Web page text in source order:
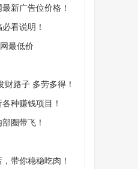
新广告位价格！
看说明！
最低价
财路子 多劳多得！
种赚钱项目！
圈带飞！
带你稳稳吃肉！